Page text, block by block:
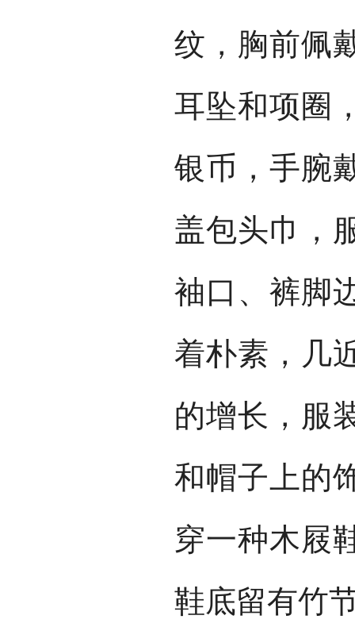
纹，胸前佩
耳坠和项圈
银币，手腕
盖包头巾，
袖口、裤脚
着朴素，几
的增长，服
和帽子上的
穿一种木屐
鞋底留有竹